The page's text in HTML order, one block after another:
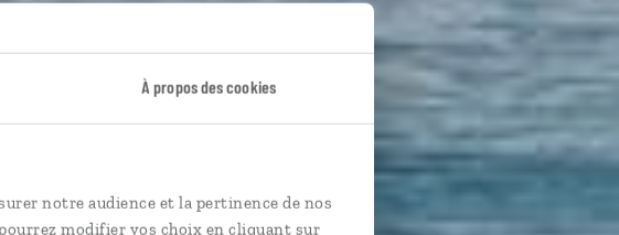
À propos des cookies
notre audience et la pertinence de nos
modifier vos choix en cliquant sur
Galice
Sacra, Rias Altas…